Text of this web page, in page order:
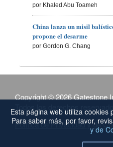
por Khaled Abu Toameh
China lanza un misil
propone el desarme
por Gordon G. Chang
Copyright © 2026 Gatestone
Todos los derechos
Política de Privacidad y de
Esta página web utiliza
Para saber más, por favor,
y de